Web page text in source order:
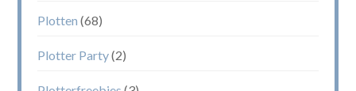
Plotten (68)
Plotter Party(2)